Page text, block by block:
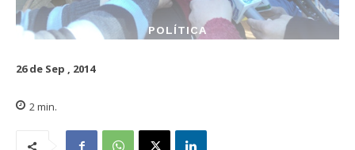
POLÍTICA
26 de Sep , 2014
2 min.